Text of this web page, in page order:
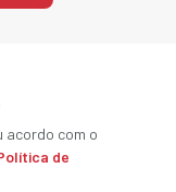
acordo com o
de